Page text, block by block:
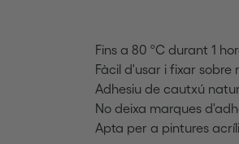
Fins a 80 ºC durant 1
Fàcil d'usar i fixar sobre
Adhesiu de cautxú
No deixa marques
Apta per a pintures